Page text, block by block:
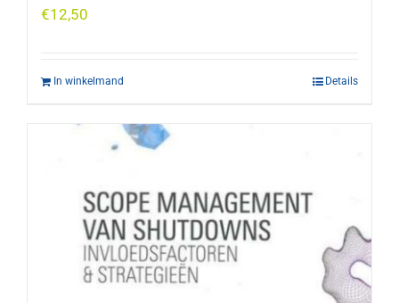
€12,50
In winkelmand Details